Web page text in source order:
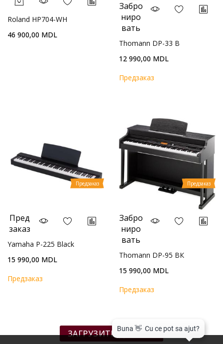
Roland HP704-WH
46 900,00 MDL
Забро
ниро
вать
Thomann DP-33 B
12 990,00 MDL
Предзаказ
Предзаказ
Пред
заказ
Yamaha P-225 Black
15 990,00 MDL
Предзаказ
Предзаказ
Забро
ниро
вать
Thomann DP-95 BК
15 990,00 MDL
Предзаказ
ЗАГРУЗИТЬ ДАЛЬШЕ